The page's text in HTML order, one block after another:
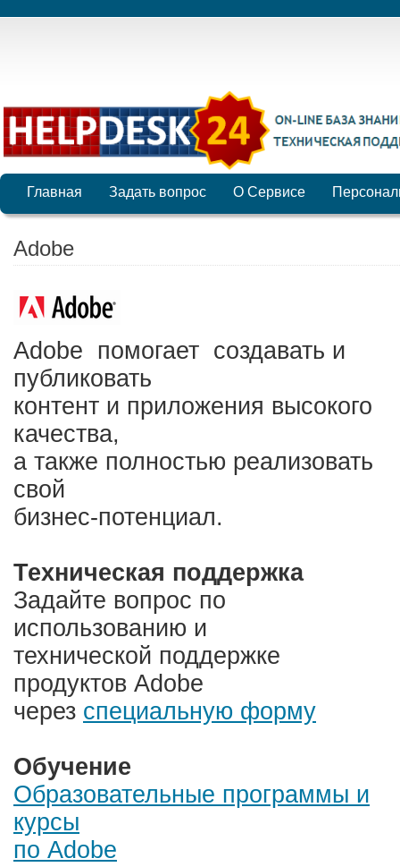
Главная Задать вопрос О Сервисе
Adobe
Adobe помогает создавать и
публиковать
контент и приложения высокого
качества,
а также полностью реализовать
свой
бизнес-потенциал.
Техническая поддержка
Задайте вопрос по
использованию и
технической поддержке
продуктов Adobe
через специальную форму
Обучение
Образовательные программы и
курсы
по Adobe